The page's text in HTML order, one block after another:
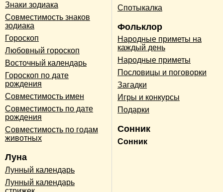
Знаки зодиака
Совместимость знаков
зодиака
Гороскоп
Любовный гороскоп
Восточный календарь
Гороскоп по дате
рождения
Совместимость имен
Совместимость по дате
рождения
Совместимость по годам
животных
Луна
Лунный календарь
Лунный календарь
Спотыкалка
Фольклор
Народные приметы на
каждый день
Народные приметы
Пословицы и поговорки
Загадки
Игры и конкурсы
Подарки
Сонник
Сонник